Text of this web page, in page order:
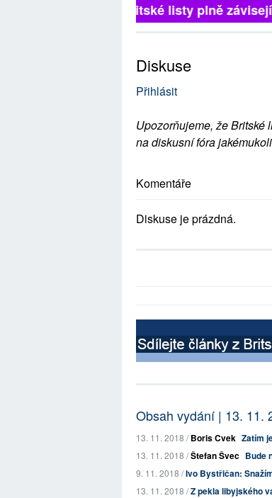
Britské listy plně závisejí
Diskuse
Přihlásit
Upozorňujeme, že Britské
na diskusní fóra
Komentáře
Diskuse je prázdná.
Obsah vydání | 13. 11.
13. 11. 2018 /Boris Cvek Zatím
13. 11. 2018 /Štefan Švec Bude
9. 11. 2018 /Ivo Bystřičan:
13. 11. 2018 /Z pekla libyjského